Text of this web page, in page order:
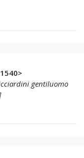
gentiluomo